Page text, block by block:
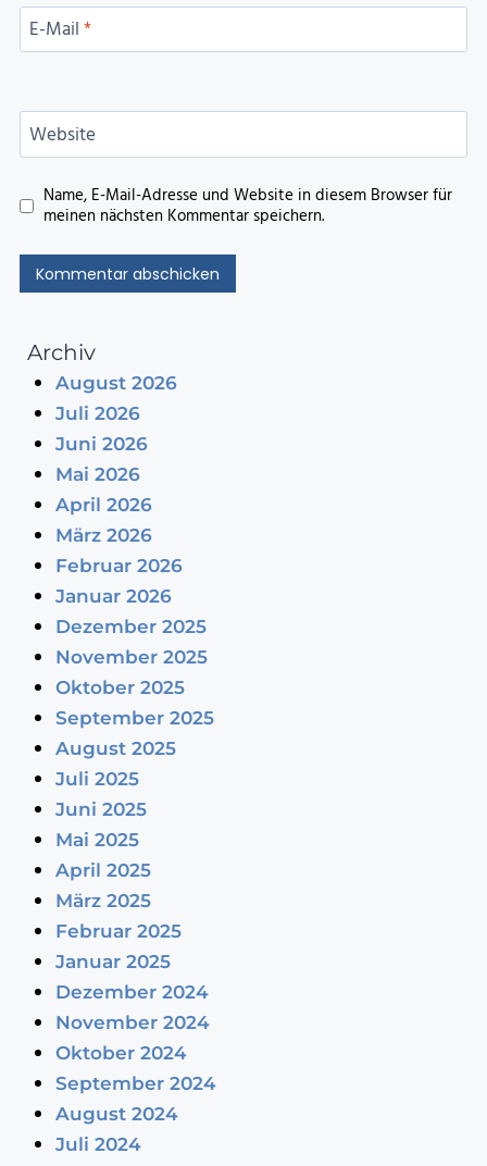
E-Mail*
Website
Name, E-Mail-Adresse und Website in diesem Browser für
meinen nächsten Kommentar speichern.
Archiv
August 2026
Juli 2026
Juni 2026
Mai 2026
April 2026
März 2026
Februar 2026
Januar 2026
Dezember 2025
November 2025
Oktober 2025
September 2025
August 2025
Juli 2025
Juni 2025
Mai 2025
April 2025
März 2025
Februar 2025
Januar 2025
Dezember 2024
November 2024
Oktober 2024
September 2024
August 2024
Juli 2024